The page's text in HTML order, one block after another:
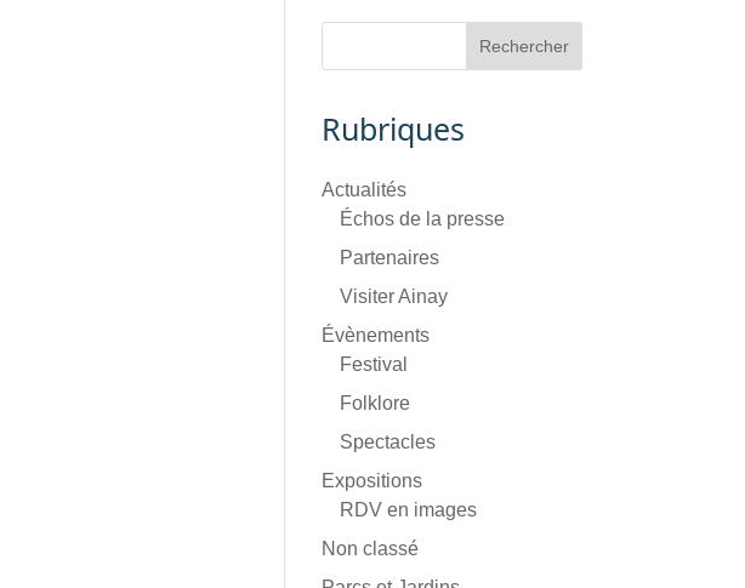
Rubriques
Actualités
Échos de la presse
Partenaires
Visiter Ainay
Évènements
Festival
Folklore
Spectacles
Expositions
RDV en images
Non classé